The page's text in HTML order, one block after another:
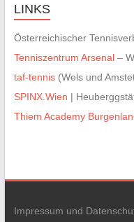
LINKS
Österreichischer
Tenniszentrum Arsenal–
taf-tennis(Wels und
SPINX.Wien |
Thiem Academy
Impressum und